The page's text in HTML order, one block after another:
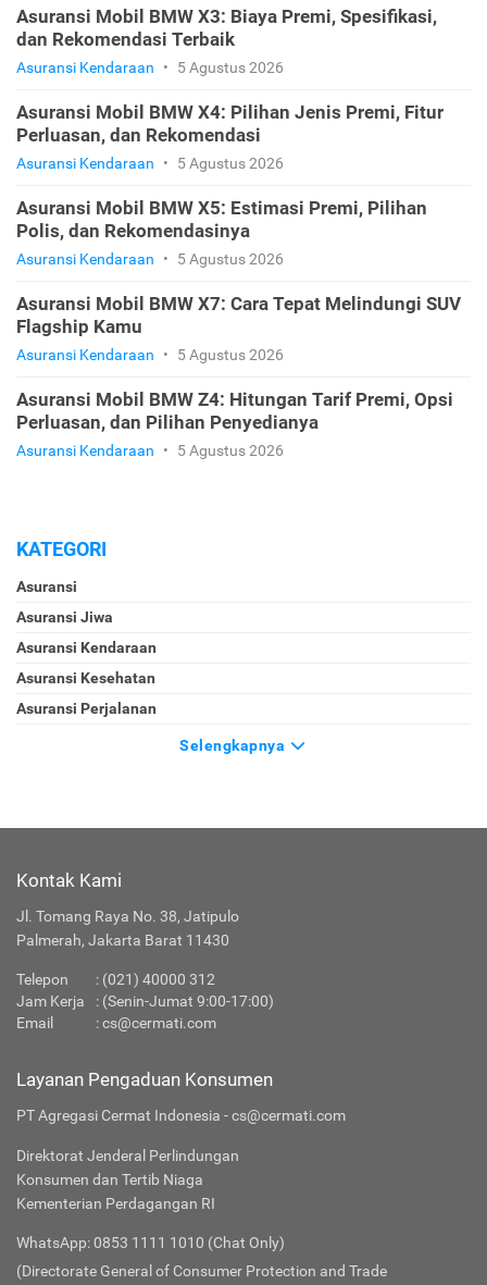
Asuransi Mobil BMW X3: Biaya Premi, Spesifikasi,
dan Rekomendasi Terbaik
Asuransi Kendaraan • 5 Agustus 2026
Asuransi Mobil BMW X4: Pilihan Jenis Premi, Fitur
Perluasan, dan Rekomendasi
Asuransi Kendaraan • 5 Agustus 2026
Asuransi Mobil BMW X5: Estimasi Premi, Pilihan
Polis, dan Rekomendasinya
Asuransi Kendaraan • 5 Agustus 2026
Asuransi Mobil BMW X7: Cara Tepat Melindungi SUV
Flagship Kamu
Asuransi Kendaraan • 5 Agustus 2026
Asuransi Mobil BMW Z4: Hitungan Tarif Premi, Opsi
Perluasan, dan Pilihan Penyedianya
Asuransi Kendaraan • 5 Agustus 2026
KATEGORI
Asuransi
Asuransi Jiwa
Asuransi Kendaraan
Asuransi Kesehatan
Asuransi Perjalanan
Selengkapnya
Kontak Kami
Jl. Tomang Raya No. 38, Jatipulo
Palmerah, Jakarta Barat 11430
Telepon : (021) 40000 312
Jam Kerja
: (Senin-Jumat 9:00-17:00)
Email
:cs@cermati.com
Layanan Pengaduan Konsumen
PT Agregasi Cermat Indonesia - cs@cermati.com
Direktorat Jenderal Perlindungan
Konsumen dan Tertib Niaga
Kementerian Perdagangan RI
WhatsApp: 0853 1111 1010 (Chat Only)
(Directorate General of Consumer Protection and Trade